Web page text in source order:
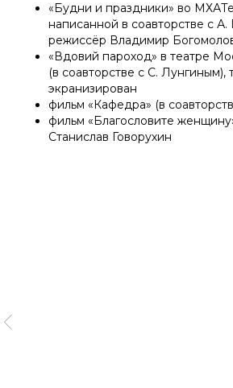
«Будни и праздники» во
написанной в соавторстве с А.
режиссёр Владимир
«Вдовий пароход» в театре
(в соавторстве с С. Лунгиным),
экранизирован
фильм «Кафедра» (в
фильм «Благословите
Станислав Говорухин